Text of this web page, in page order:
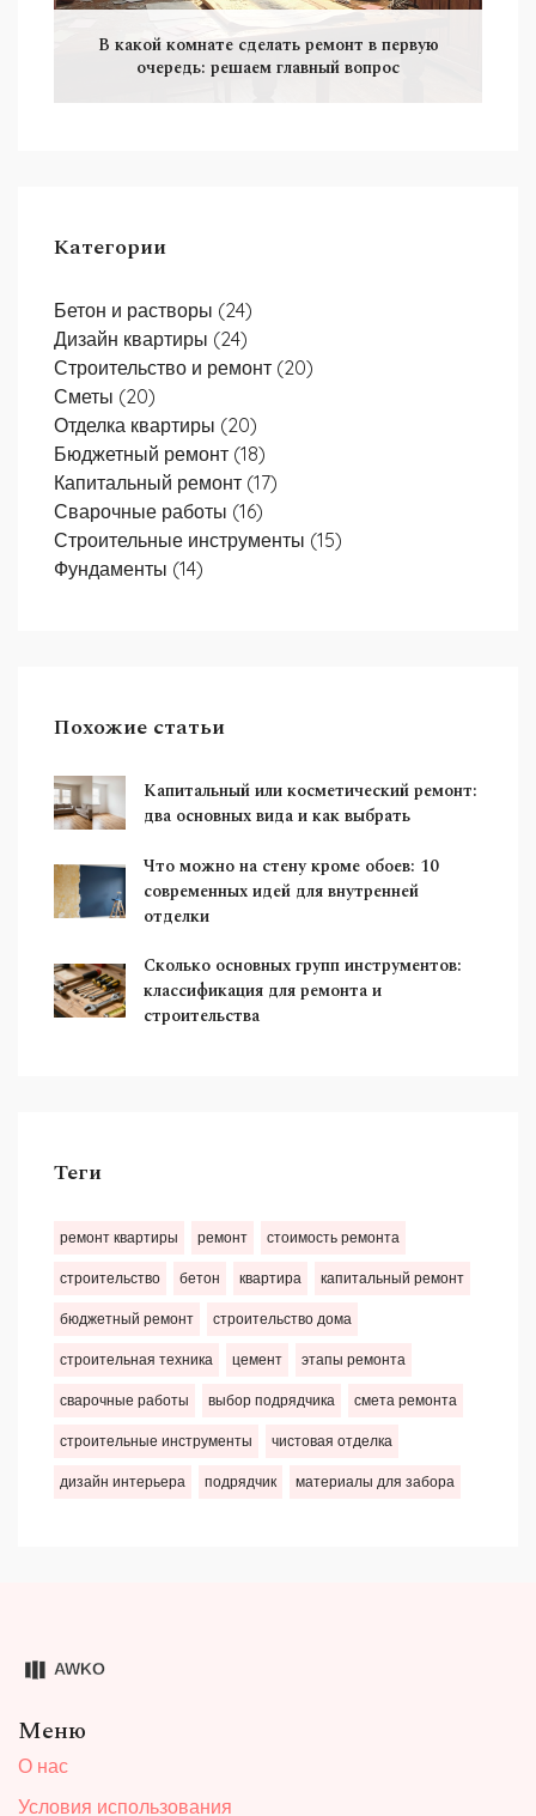
В какой комнате сделать ремонт в первую
очередь: решаем главный вопрос
Категории
Бетон и растворы (24)
Дизайн квартиры (24)
Строительство и ремонт (20)
Сметы (20)
Отделка квартиры (20)
Бюджетный ремонт (18)
Капитальный ремонт (17)
Сварочные работы (16)
Строительные инструменты (15)
Фундаменты (14)
Похожие статьи
Капитальный или косметический ремонт:
два основных вида и как выбрать
Что можно на стену кроме обоев: 10
современных идей для внутренней
отделки
Сколько основных групп инструментов:
классификация для ремонта и
строительства
Теги
ремонт квартиры ремонт стоимость ремонта
строительство бетон квартира капитальный ремонт
бюджетный ремонт строительство дома
строительная техника цемент этапы ремонта
сварочные работы выбор подрядчика смета ремонта
строительные инструменты чистовая отделка
дизайн интерьера подрядчик материалы для забора
Меню
О нас
Условия использования